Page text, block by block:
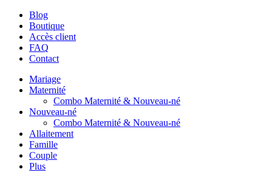
Blog
Boutique
Accès client
FAQ
Contact
Mariage
Maternité
Combo Maternité & Nouveau-né
Nouveau-né
Combo Maternité & Nouveau-né
Allaitement
Famille
Couple
Plus